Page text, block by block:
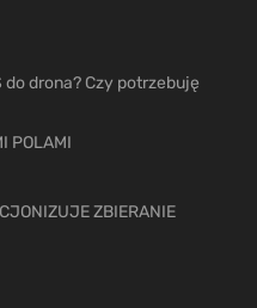
do drona? Czy potrzebuję
POLAMI
ZBIERANIE